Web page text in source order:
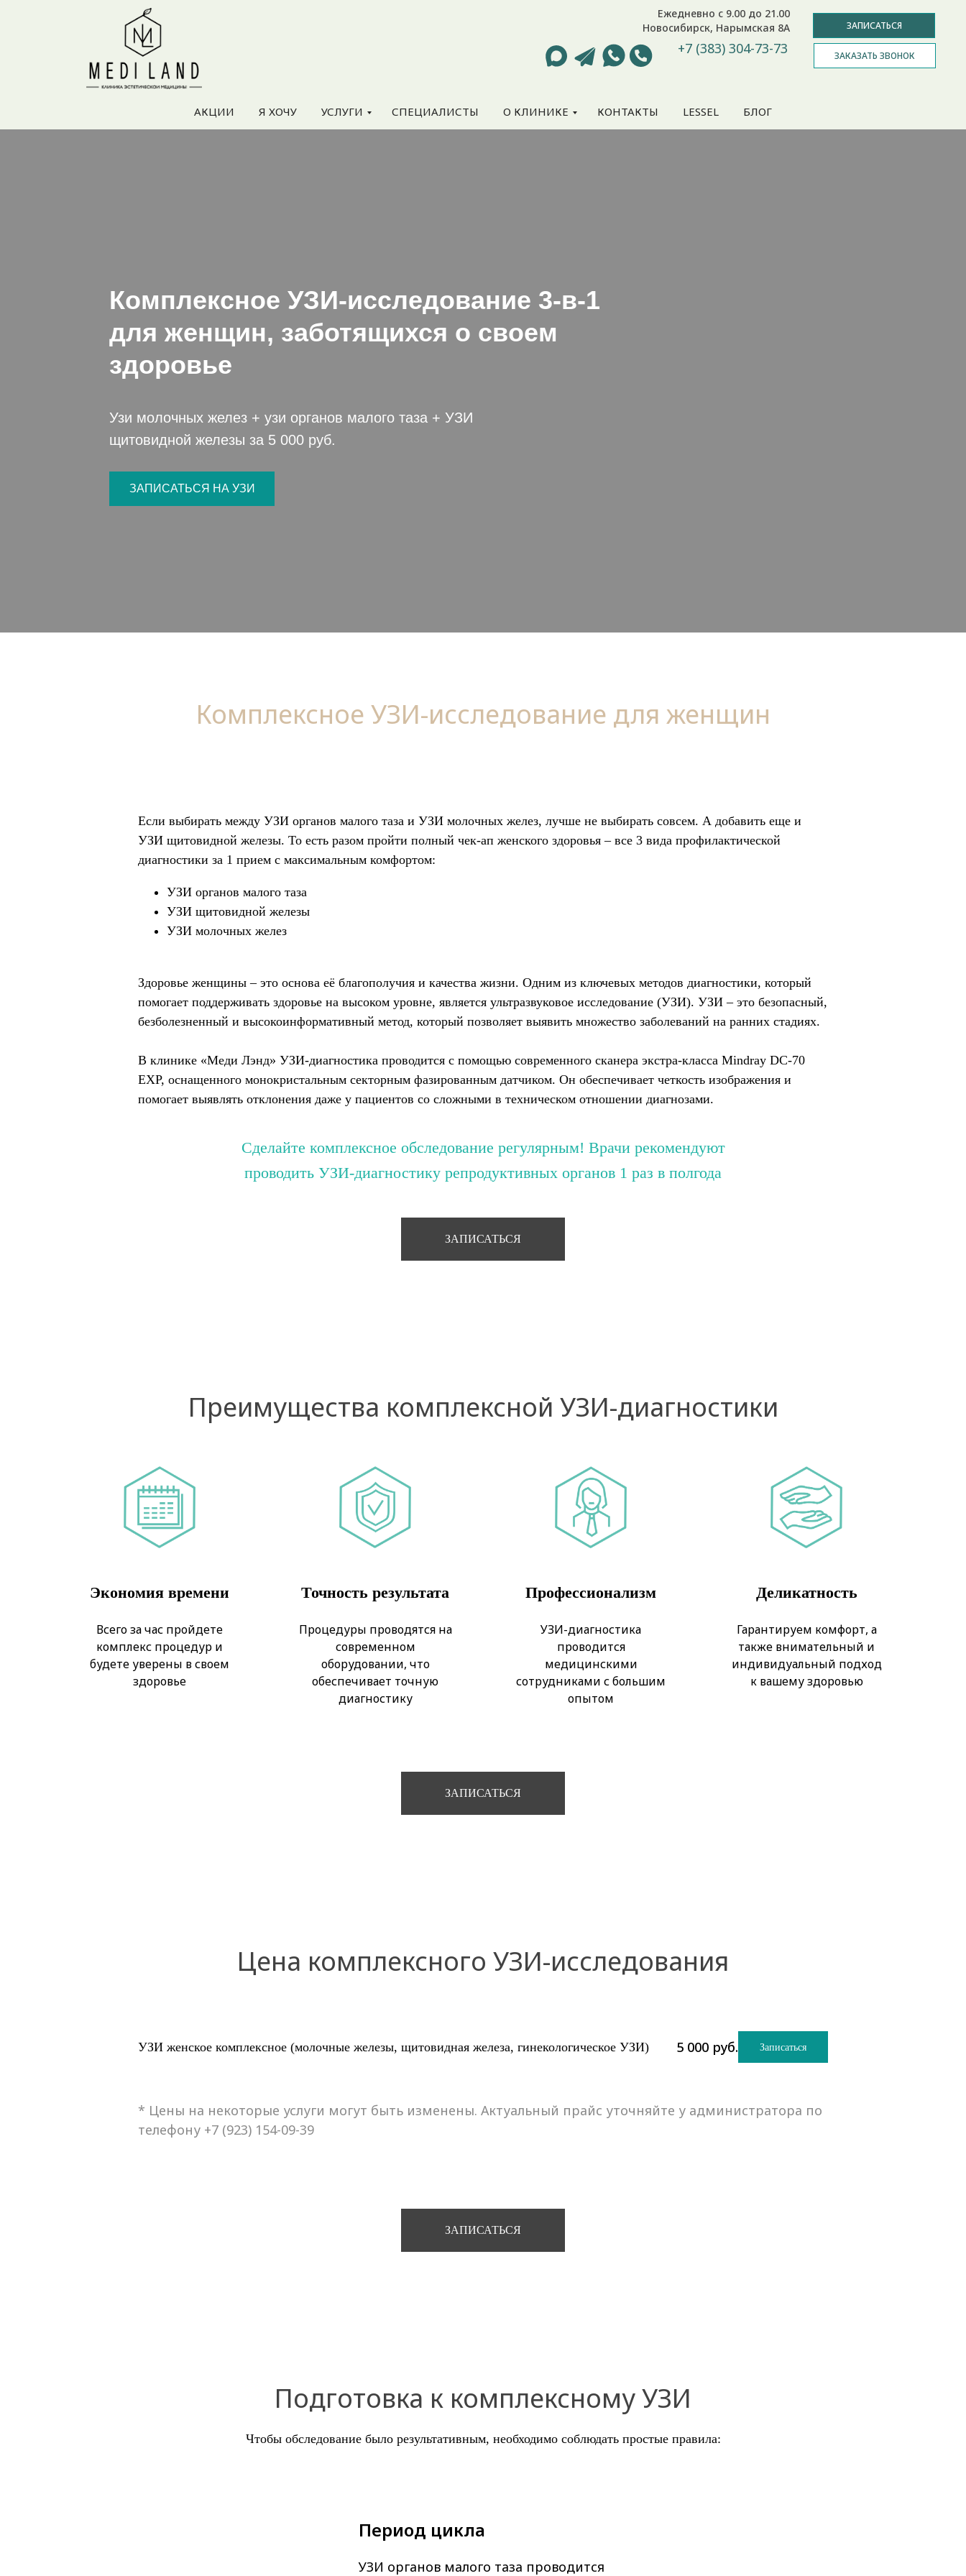
Новосибирск, Нарымская 8А ЗАПИСАТЬСЯ
ЗАКАЗАТЬ ЗВОНОК
Ежедневно с 9.00 до 21.00
+7 (383) 304-73-73
АКЦИИ Я ХОЧУ УСЛУГИ СПЕЦИАЛИСТЫ О КЛИНИКЕ КОНТАКТЫ LESSEL БЛОГ
Комплексное УЗИ-исследование 3-в-1
для женщин, заботящихся о своем
здоровье
ЗАПИСАТЬСЯ НА УЗИ
Узи молочных желез + узи органов малого таза + УЗИ
щитовидной железы за 5 000 руб.
Комплексное УЗИ-исследование для женщин
Если выбирать между УЗИ органов малого таза и УЗИ молочных желез, лучше не выбирать совсем. А добавить еще и
УЗИ щитовидной железы. То есть разом пройти полный чек-ап женского здоровья – все 3 вида профилактической
диагностики за 1 прием с максимальным комфортом:
УЗИ органов малого таза
УЗИ щитовидной железы
УЗИ молочных желез
Здоровье женщины – это основа её благополучия и качества жизни. Одним из ключевых методов диагностики, который
помогает поддерживать здоровье на высоком уровне, является ультразвуковое исследование (УЗИ). УЗИ – это безопасный,
безболезненный и высокоинформативный метод, который позволяет выявить множество заболеваний на ранних стадиях.
В клинике «Меди Лэнд» УЗИ-диагностика проводится с помощью современного сканера экстра-класса Mindray DC-70
EXP, оснащенного монокристальным секторным фазированным датчиком. Он обеспечивает четкость изображения и
помогает выявлять отклонения даже у пациентов со сложными в техническом отношении диагнозами.
Сделайте комплексное обследование регулярным! Врачи рекомендуют
проводить УЗИ-диагностику репродуктивных органов 1 раз в полгода
ЗАПИСАТЬСЯ
Преимущества комплексной УЗИ-диагностики
Экономия времени
Всего за час пройдете
комплекс процедур и
будете уверены в своем
здоровье
Точность результата
Процедуры проводятся на
современном
оборудовании, что
обеспечивает точную
диагностику
Профессионализм
УЗИ-диагностика
проводится
медицинскими
сотрудниками с большим
опытом
Деликатность
Гарантируем комфорт, а
также внимательный и
индивидуальный подход
к вашему здоровью
ЗАПИСАТЬСЯ
Цена комплексного УЗИ-исследования
УЗИ женское комплексное (молочные железы, щитовидная железа, гинекологическое УЗИ) 5 000 руб. Записаться
* Цены на некоторые услуги могут быть изменены. Актуальный прайс уточняйте у администратора по
телефону +7 (923) 154-09-39
ЗАПИСАТЬСЯ
Подготовка к комплексному УЗИ
Чтобы обследование было результативным, необходимо соблюдать простые правила:
Период цикла
УЗИ органов малого таза проводится